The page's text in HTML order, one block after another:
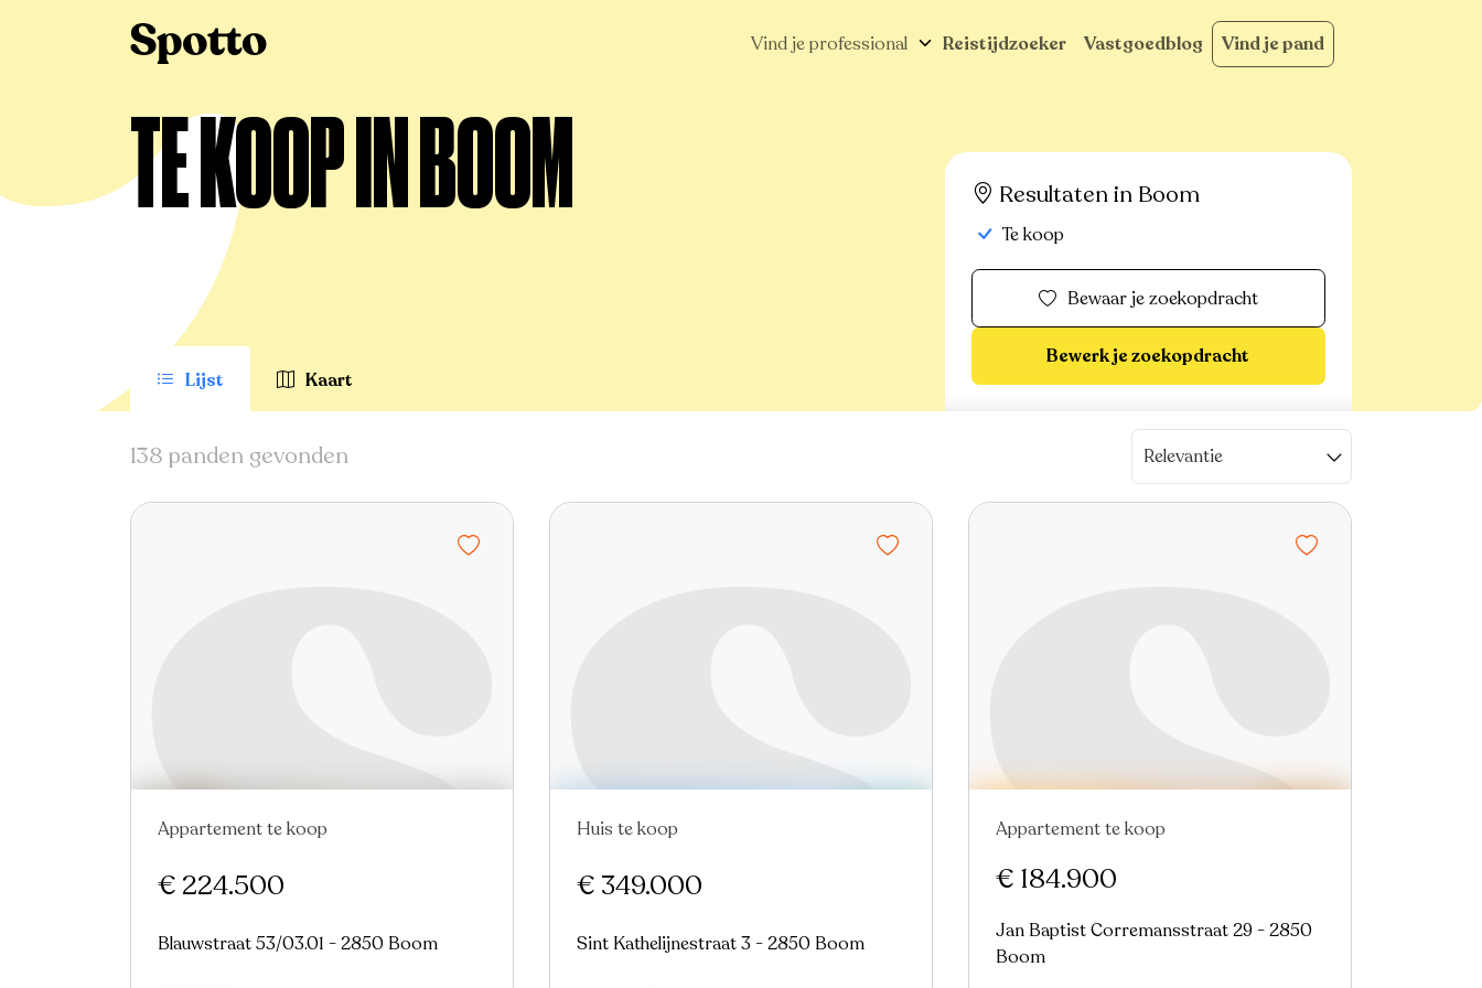
Vind je professional Reistijdzoeker Vastgoedblog Vind je pand
TE KOOP IN BOOM
Lijst Kaart
Resultaten in Boom
Te koop
Bewaar je zoekopdracht
Bewerk je zoekopdracht
138 panden gevonden Relevantie
Nieuw
Appartement te koop
€ 224.500
Blauwstraat 53/03.01 - 2850 Boom
Nieuw
Huis te koop
€ 349.000
Sint Kathelijnestraat 3 - 2850 Boom
Nieuw Virtual tour
Appartement te koop
€ 184.900
Jan Baptist Corremansstraat 29 - 2850
Boom